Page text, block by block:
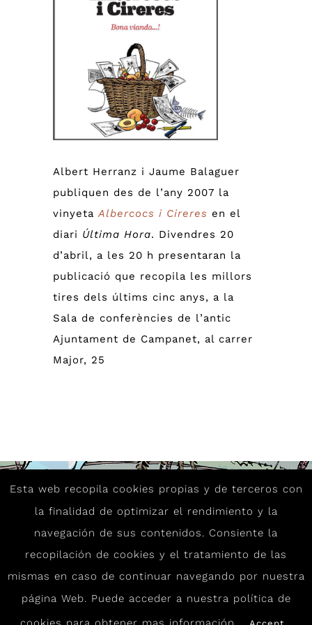
Albert Herranz i Jaume Balaguer
publiquen des de l’any 2007 la
vinyetaAlbercocs i Cireres en el
diari Última Hora. Divendres 20
d’abril, a les 20 h presentaran la
publicació que recopila les millors
tires dels últims cinc anys, a la
Sala de conferències de l’antic
Ajuntament de Campanet, al carrer
Major, 25
Copyright Clùster de Cómic i Nous Media de
Mallorca
2026 | Todos los derechos reservados |
Esta web recopila cookies propias y de terceros con
la finalidad de optimizar el rendimiento y la
navegación de sus contenidos. Consiente la
recopilación de cookies y el tratamiento de las
mismas en caso de continuar navegando por nuestra
página Web. Puede acceder a nuestra política de
Accept